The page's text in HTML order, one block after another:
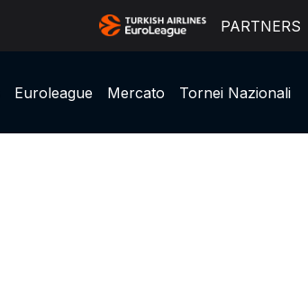
PARTNERS
Euroleague Mercato Tornei Nazionali